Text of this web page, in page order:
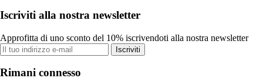
Iscriviti alla nostra newsletter
Approfitta di uno sconto del 10% iscrivendoti alla nostra newsletter
Iscriviti
Rimani connesso